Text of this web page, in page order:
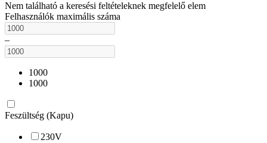
Nem található a keresési feltételeknek megfelelő elem
Felhasználók maximális száma
–
1000
1000
Feszültség (Kapu)
230V